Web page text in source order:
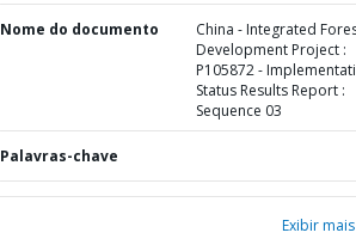
Nome do documento
China - Integrated
Development Project :
P105872 -
Status Results Report :
Sequence 03
Palavras-chave
Exibir mais